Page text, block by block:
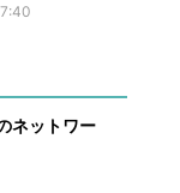
ネットワー